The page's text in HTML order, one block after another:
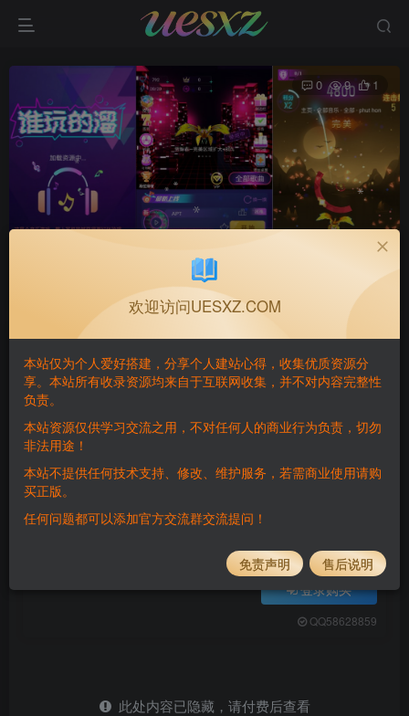
三网H5休闲游戏+谁玩得溜H5+Linux手工服务端+Win一
键服务端+解压即玩+简易安卓客户端+详细搭建教程
正文
0 9 1
1个月前发布
关注 私信
此内容为付费阅读，请付费后查看
￥5
钻石会员 免费
登录购买
QQ58628859
付费阅读
此处内容已隐藏，请付费后查看
欢迎访问UESXZ.COM
本站仅为个人爱好搭建，分享个人建站心得，收集优质资源分
享。本站所有收录资源均来自于互联网收集，并不对内容完整性
负责。
本站资源仅供学习交流之用，不对任何人的商业行为负责，切勿
非法用途！
本站不提供任何技术支持、修改、维护服务，若需商业使用请购
买正版。
任何问题都可以添加官方交流群交流提问！
免责声明 售后说明